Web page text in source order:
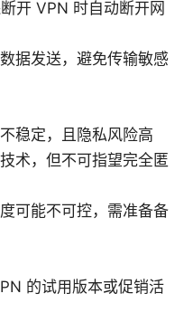
开 VPN 时自动断开网
据发送，避免传输敏感
稳定，且隐私风险高
术，但不可指望完全匿
可能不可控，需准备备
的试用版本或促销活